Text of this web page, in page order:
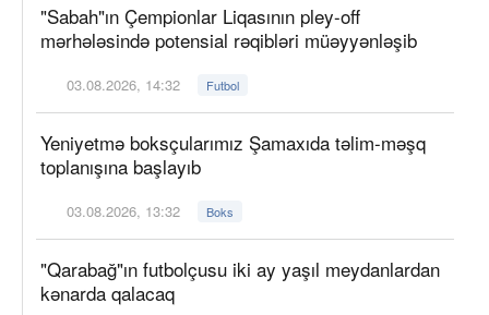
"Sabah"ın Çempionlar Liqasının pley-off
mərhələsində potensial rəqibləri müəyyənləşib
03.08.2026, 14:32 Futbol
Yeniyetmə boksçularımız Şamaxıda təlim-məşq
toplanışına başlayıb
03.08.2026, 13:32 Boks
"Qarabağ"ın futbolçusu iki ay yaşıl meydanlardan
kənarda qalacaq